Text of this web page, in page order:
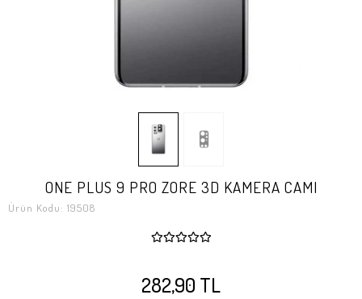
ONE PLUS 9 PRO ZORE 3D KAMERA CAMI
Ürün Kodu: 19508
282,90 TL